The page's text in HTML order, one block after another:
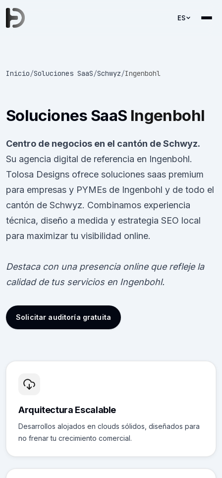
ES
Inicio/Soluciones SaaS/Schwyz/Ingenbohl
Soluciones SaaS Ingenbohl
Centro de negocios en el cantón de Schwyz.
Su agencia digital de referencia en Ingenbohl.
Tolosa Designs ofrece soluciones saas premium
para empresas y PYMEs de Ingenbohl y de todo el
cantón de Schwyz. Combinamos experiencia
técnica, diseño a medida y estrategia SEO local
para maximizar tu visibilidad online.
Destaca con una presencia online que refleje la
calidad de tus servicios en Ingenbohl.
Solicitar auditoría gratuita
Arquitectura Escalable
Desarrollos alojados en clouds sólidos, diseñados para
no frenar tu crecimiento comercial.